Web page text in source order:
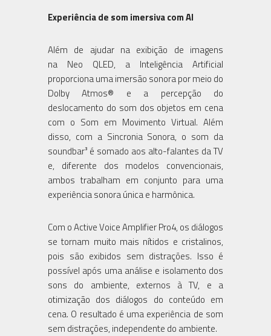
Experiência de som imersiva com AI
Além de ajudar na exibição de imagens
na Neo QLED, a Inteligência Artificial
proporciona uma imersão sonora por meio do
Dolby Atmos® e a percepção do
deslocamento do som dos objetos em cena
com o Som em Movimento Virtual. Além
disso, com a Sincronia Sonora, o som da
soundbar³ é somado aos alto-falantes da TV
e, diferente dos modelos convencionais,
ambos trabalham em conjunto para uma
experiência sonora única e harmônica.
Com o Active Voice Amplifier Pro4, os diálogos
se tornam muito mais nítidos e cristalinos,
pois são exibidos sem distrações. Isso é
possível após uma análise e isolamento dos
sons do ambiente, externos à TV, e a
otimização dos diálogos do conteúdo em
cena. O resultado é uma experiência de som
sem distrações, independente do ambiente.